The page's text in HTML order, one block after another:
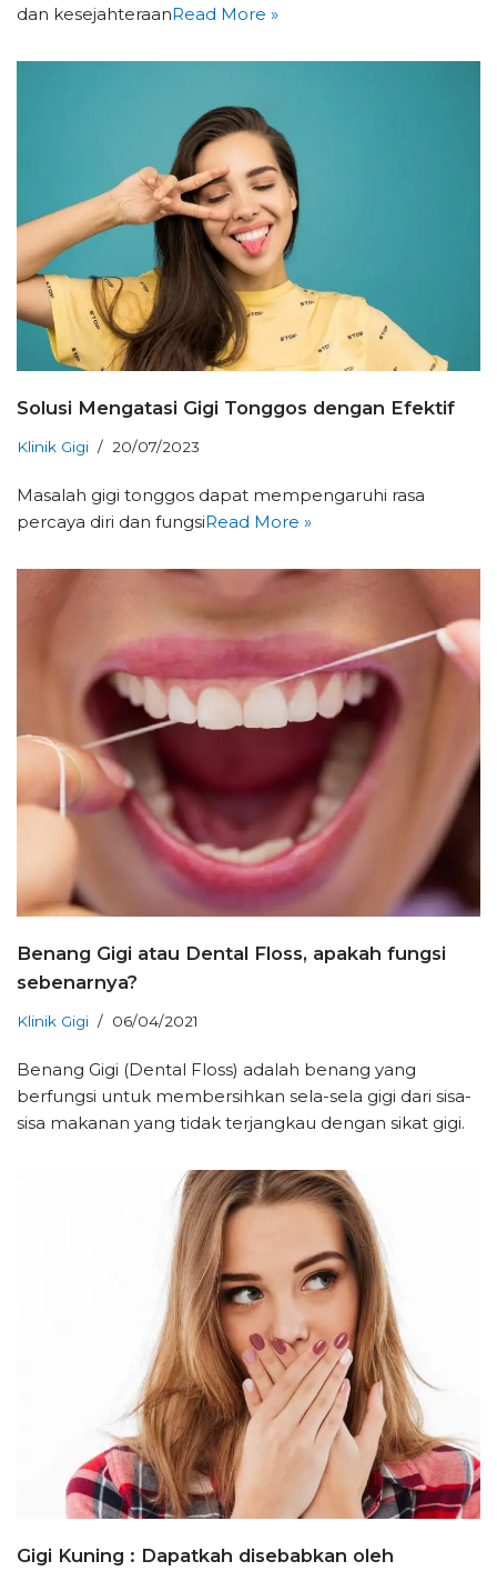
dan kesejahteraanRead More »
Solusi Mengatasi Gigi Tonggos dengan Efektif
Klinik Gigi 20/07/2023
Masalah gigi tonggos dapat mempengaruhi rasa
percaya diri dan fungsiRead More »
Benang Gigi atau Dental Floss, apakah fungsi
sebenarnya?
Klinik Gigi 06/04/2021
Benang Gigi (Dental Floss) adalah benang yang
berfungsi untuk membersihkan sela-sela gigi dari sisa-
sisa makanan yang tidak terjangkau dengan sikat gigi.
Gigi Kuning : Dapatkah disebabkan oleh